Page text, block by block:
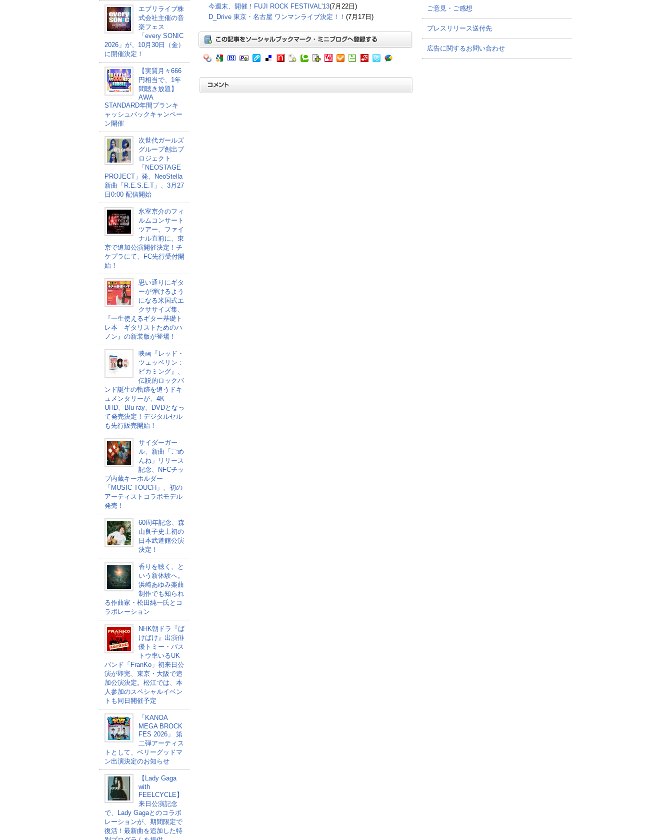
エブリライブ株
式会社主催の音
楽フェス
「every SONIC
2026」が、10月30日（金）
に開催決定！
【実質月々666
円相当で、1年
間聴き放題】
AWA
STANDARD年間プランキ
ャッシュバックキャンペー
ン開催
次世代ガールズ
グループ創出プ
ロジェクト
「NEOSTAGE
PROJECT」発、NeoStella
新曲「R.E.S.E.T」、3月27
日0:00 配信開始
氷室京介のフィ
ルムコンサート
ツアー、ファイ
ナル直前に、東
京で追加公演開催決定！チ
ケプラにて、FC先行受付開
始！
思い通りにギタ
ーが弾けるよう
になる米国式エ
クササイズ集、
『一生使えるギター基礎ト
レ本 ギタリストためのハ
ノン』の新装版が登場！
映画『レッド・
ツェッペリン：
ビカミング』、
伝説的ロックバ
ンド誕生の軌跡を追うドキ
ュメンタリーが、4K
UHD、Blu-ray、DVDとなっ
て発売決定！デジタルセル
も先行販売開始！
サイダーガー
ル、新曲「ごめ
んね」リリース
記念、NFCチッ
プ内蔵キーホルダー
「MUSIC TOUCH」、初の
アーティストコラボモデル
発売！
60周年記念、森
山良子史上初の
日本武道館公演
決定！
香りを聴く、と
いう新体験へ。
浜崎あゆみ楽曲
制作でも知られ
る作曲家・松田純一氏とコ
ラボレーション
NHK朝ドラ『ば
けばけ』出演俳
優トミー・バス
トウ率いるUK
バンド「FranKo」初来日公
演が即完、東京・大阪で追
加公演決定。松江では、本
人参加のスペシャルイベン
トも同日開催予定
「KANOA
MEGA BROCK
FES 2026」 第
二弾アーティス
トとして、ベリーグッドマ
ン出演決定のお知らせ
【Lady Gaga
with
FEELCYCLE】
来日公演記念
で、Lady Gagaとのコラボ
レーションが、期間限定で
復活！最新曲を追加した特
今週末、開催！FUJI ROCK FESTIVAL'13(7月22日)
D_Drive 東京・名古屋 ワンマンライブ決定！！ (7月17日)
ご意見・ご感想
プレスリリース送付先
広告に関するお問い合わせ